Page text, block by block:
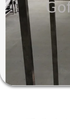
プ
ク